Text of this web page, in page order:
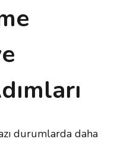
durumlarda daha